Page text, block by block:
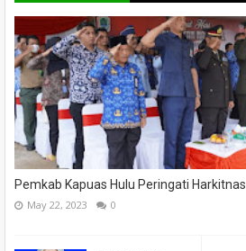
Pemkab Kapuas Hulu Peringati Harkitnas
May 22, 2023 0